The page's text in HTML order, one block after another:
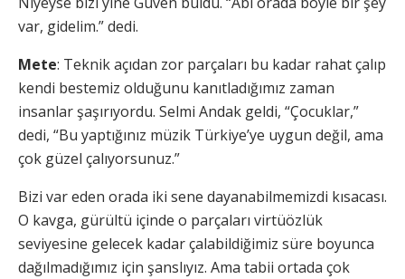
var, gidelim.” dedi.
Mete: Teknik açıdan zor parçaları bu kadar rahat çalıp
kendi bestemiz olduğunu kanıtladığımız zaman
insanlar şaşırıyordu. Selmi Andak geldi, “Çocuklar,”
dedi, “Bu yaptığınız müzik Türkiye’ye uygun değil, ama
çok güzel çalıyorsunuz.”
Bizi var eden orada iki sene dayanabilmemizdi kısacası.
O kavga, gürültü içinde o parçaları virtüözlük
seviyesine gelecek kadar çalabildiğimiz süre boyunca
dağılmadığımız için şanslıyız. Ama tabii ortada çok